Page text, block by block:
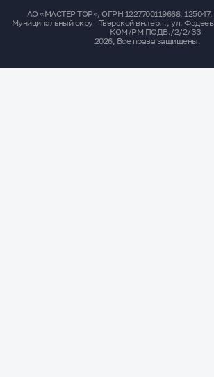
АО «МАСТЕР ТОР», ОГРН 1227700119668. 125047,
Муниципальный округ Тверской вн.тер.г., ул.
КОМ/РМ ПОДВ./2/2/ЗЗ
2026, Все права защищены.